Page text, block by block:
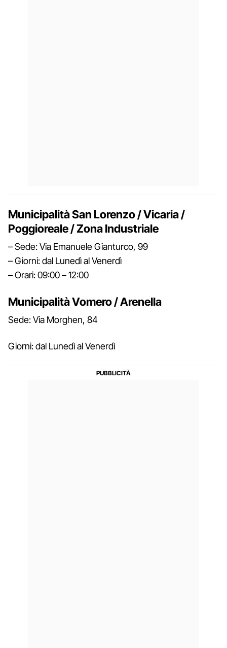
Municipalità San Lorenzo / Vicaria /
Poggioreale / Zona Industriale
– Sede: Via Emanuele Gianturco, 99
– Giorni: dal Lunedì al Venerdì
– Orari: 09:00 – 12:00
Municipalità Vomero / Arenella
Sede: Via Morghen, 84
Giorni: dal Lunedì al Venerdì